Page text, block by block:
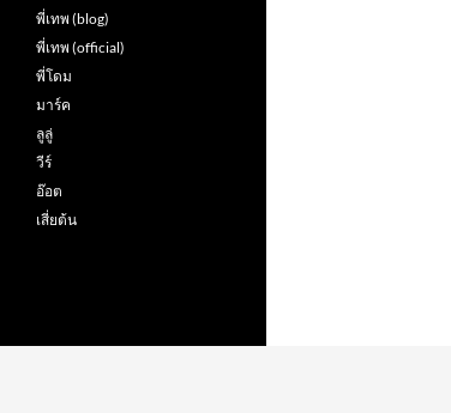
พี่เทพ (blog)
พี่เทพ (official)
พี่โดม
มาร์ค
ลูลู่
วีร์
อ๊อต
เสี่ยต้น